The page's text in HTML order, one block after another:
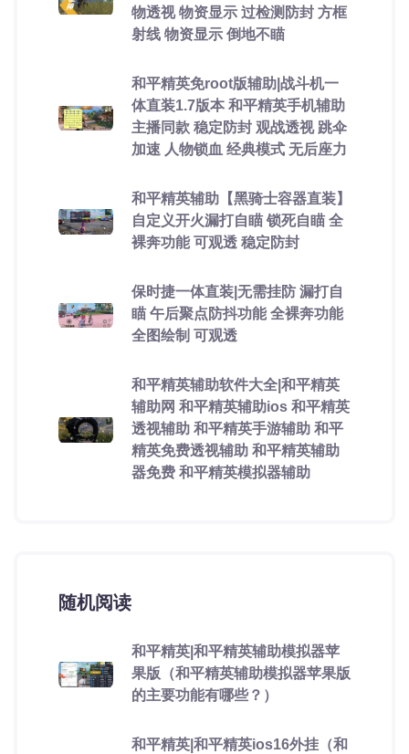
物透视 物资显示 过检测防封 方框
射线 物资显示 倒地不瞄
和平精英免root版辅助|战斗机一
体直装1.7版本 和平精英手机辅助
主播同款 稳定防封 观战透视 跳伞
加速 人物锁血 经典模式 无后座力
和平精英辅助【黑骑士容器直装】
自定义开火漏打自瞄 锁死自瞄 全
裸奔功能 可观透 稳定防封
保时捷一体直装|无需挂防 漏打自
瞄 午后聚点防抖功能 全裸奔功能
全图绘制 可观透
和平精英辅助软件大全|和平精英
辅助网 和平精英辅助ios 和平精英
透视辅助 和平精英手游辅助 和平
精英免费透视辅助 和平精英辅助
器免费 和平精英模拟器辅助
随机阅读
和平精英|和平精英辅助模拟器苹
果版（和平精英辅助模拟器苹果版
的主要功能有哪些？）
和平精英|和平精英ios16外挂（和